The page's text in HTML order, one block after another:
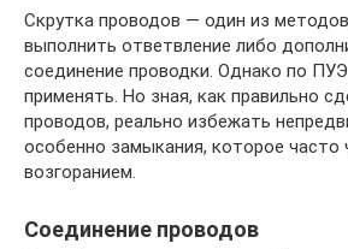
Скрутка проводов — один из
выполнить ответвление либо
соединение проводки. Однако по
применять. Но зная, как правильно
проводов, реально избежать
особенно замыкания, которое часто
возгоранием.
Соединение проводов